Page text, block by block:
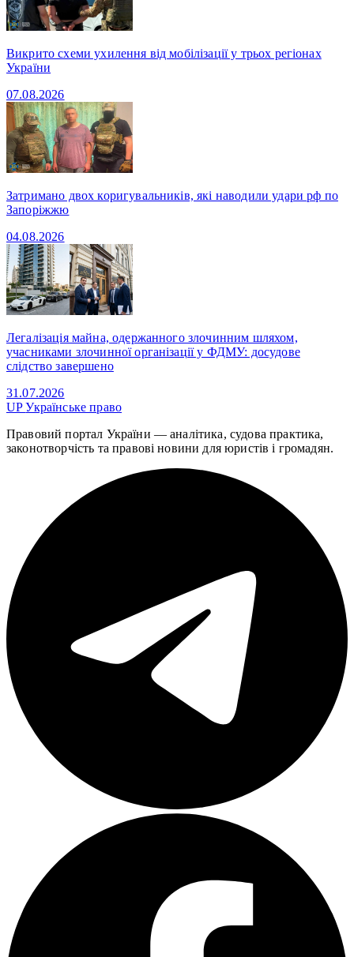
Викрито схеми ухилення від мобілізації у трьох регіонах
України
07.08.2026
Затримано двох коригувальників, які наводили удари рф по
Запоріжжю
04.08.2026
Легалізація майна, одержанного злочинним шляхом,
учасниками злочинної організації у ФДМУ: досудове
слідство завершено
31.07.2026
UPУкраїнське право
Правовий портал України — аналітика, судова практика,
законотворчість та правові новини для юристів і громадян.